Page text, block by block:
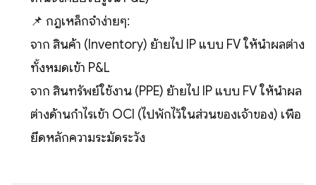
📌 กฎเหล็กจำง่ายๆ:
จาก สินค้า (Inventory) ย้ายไป IP แบบ FV ให้นำผลต่าง
ทั้งหมดเข้า P&L
จาก สินทรัพย์ใช้งาน (PPE) ย้ายไป IP แบบ FV ให้นำผล
ต่างด้านกำไรเข้า OCI (ไปพักไว้ในส่วนของเจ้าของ) เพื่อ
ยึดหลักความระมัดระวัง